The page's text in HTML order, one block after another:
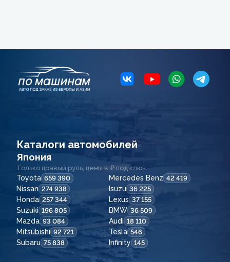
Каталоги автомобилей
Япония
Только правый руль, цены в ₽ под ключ.
Toyota 659 390 Mercedes Benz 42 419
Nissan 274 938 Isuzu 36 225
Honda 257 344 Lexus 37 155
Suzuki 196 805 BMW 36 509
Mazda 93 084 Audi 18 110
Mitsubishi 92 721 Tesla 546
Subaru 75 838 Infinity 145